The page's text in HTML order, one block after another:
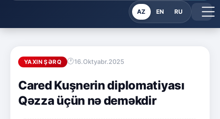
AZ EN RU
YAXIN ŞƏRQ 16.Oktyabr.2025
Cared Kuşnerin diplomatiyası
Qəzza üçün nə deməkdir